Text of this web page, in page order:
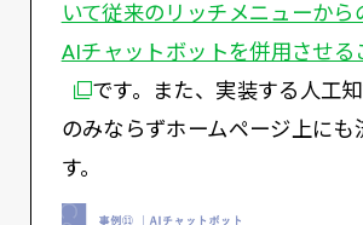
いて従来のリッチメニューから
AIチャットボットを併用させる
です。また、実装する人工
のみならずホームページ上にも
す。